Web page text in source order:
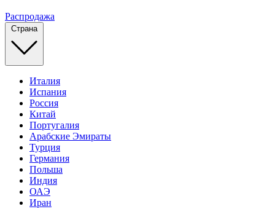
Распродажа
Страна
Италия
Испания
Россия
Китай
Португалия
Арабские Эмираты
Турция
Германия
Польша
Индия
ОАЭ
Иран